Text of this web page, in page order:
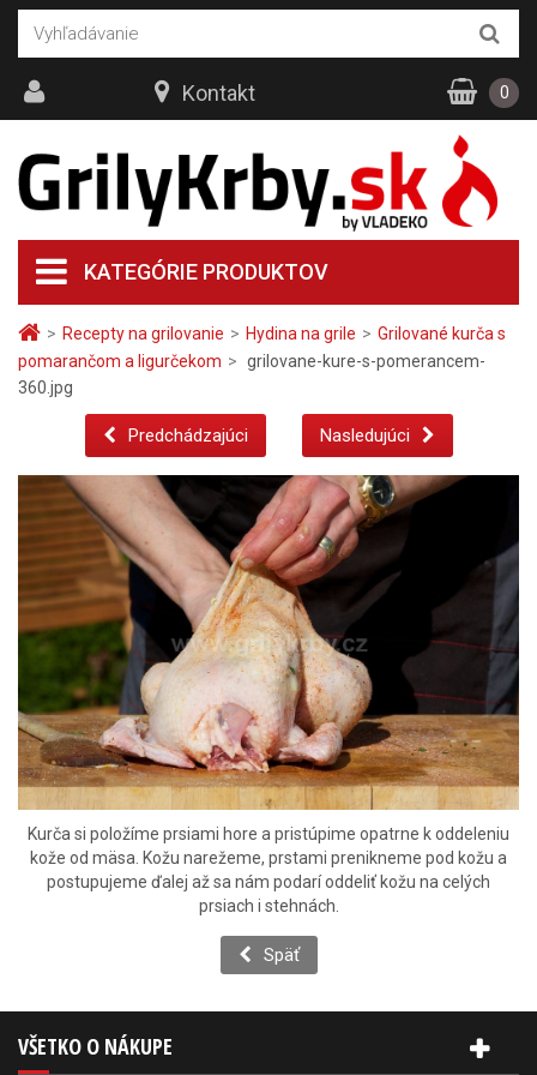
> Recepty na grilovanie > Hydina na grile > Grilované kurča s
pomarančom a ligurčekom > grilovane-kure-s-pomerancem-
360.jpg
Predchádzajúci Nasledujúci
Kurča si položíme prsiami hore a pristúpime opatrne k oddeleniu
kože od mäsa. Kožu narežeme, prstami prenikneme pod kožu a
postupujeme ďalej až sa nám podarí oddeliť kožu na celých
prsiach i stehnách.
Späť
KATEGÓRIE PRODUKTOV
Kontakt 0
VŠETKO O NÁKUPE